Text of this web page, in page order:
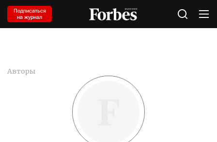
Подписаться
на журнал
Авторы